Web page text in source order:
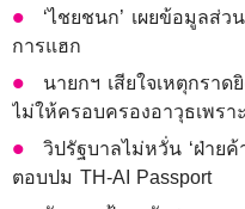
‘ไชยชนก’ เผยข้อมูลส่
การแฮก
นายกฯ เสียใจเหตุกรา
ไม่ให้ครอบครองอาวุธเพรา
วิปรัฐบาลไม่หวั่น ‘ฝ่าย
ตอบปม TH-AI Passport